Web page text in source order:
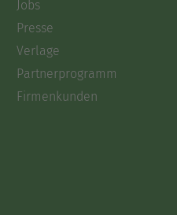
Jobs
Presse
Verlage
Partnerprogramm
Firmenkunden